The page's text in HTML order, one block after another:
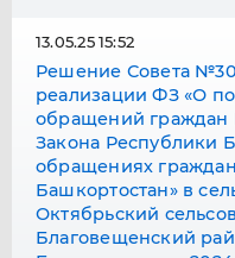
Решение Совета
реализации ФЗ «О
обращений граждан
Закона Республики
обращениях
Башкортостан» в
Октябрьский
Благовещенский
13.05.25 15:52